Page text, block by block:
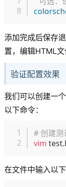
添加完成后保存
置，编辑HTML文
验证配置效果
我们可以创建一
以下命令：
# 创建测
vim
在文件中输入以下